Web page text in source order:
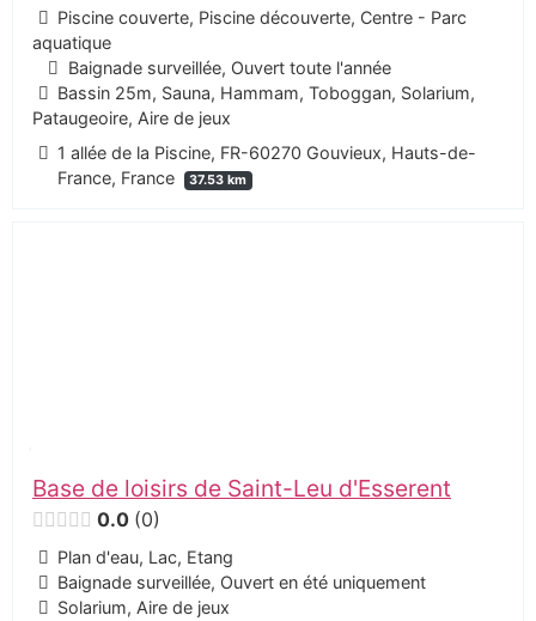
Piscine couverte, Piscine découverte, Centre - Parc
aquatique
Baignade surveillée, Ouvert toute l'année
Bassin 25m, Sauna, Hammam, Toboggan, Solarium,
Pataugeoire, Aire de jeux
1 allée de la Piscine, FR-60270 Gouvieux, Hauts-de-
France, France
37.53 km
Base de loisirs de Saint-Leu d'Esserent
0.0 0
Plan d'eau, Lac, Etang
Baignade surveillée, Ouvert en été uniquement
Solarium, Aire de jeux